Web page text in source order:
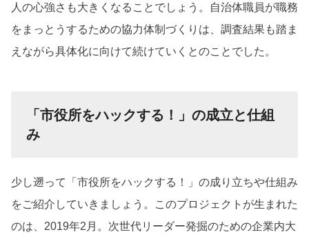
人の心強さも大きくなることでしょう。自治体職員が職務
をまっとうするための協力体制づくりは、調査結果も踏ま
えながら具体化に向けて続けていくとのことでした。
「市役所をハックする！」の成立と仕組
み
少し遡って「市役所をハックする！」の成り立ちや仕組み
をご紹介していきましょう。このプロジェクトが生まれた
のは、2019年2月。次世代リーダー発掘のための企業内大